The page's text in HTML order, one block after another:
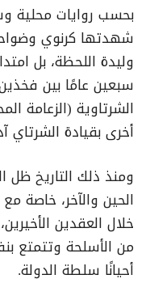
بحسب روايات محلية
شهدتها كرنوي
وليدة اللحظة، بل
سبعين عامًا بين
الشرتاوية (الزعامة
أخرى بقيادة الشرتاي
ومنذ ذلك التاريخ ظل
الحين والآخر، خاصة
خلال العقدين
من الأسلحة وتتمتع
أحيانًا سلطة الدولة.